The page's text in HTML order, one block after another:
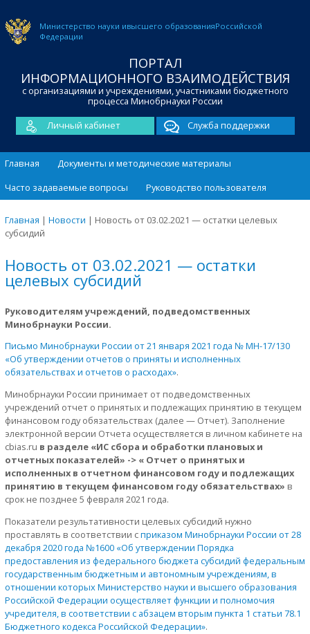
Министерство науки ивысшего образованияРоссийской
Федерации
ПОРТАЛ
ИНФОРМАЦИОННОГО ВЗАИМОДЕЙСТВИЯ
с организациями и учреждениями, участниками бюджетного
процесса Минобрнауки России
Личный кабинет
Служба поддержки
Главная
Документы и методические материалы
Часто задаваемые вопросы
Руководство пользователя
Главная | Новости | Новость от 03.02.2021 — остатки целевых
субсидий
Новость от 03.02.2021 — остатки
целевых субсидий
Руководителям учреждений, подведомственных
Минобрнауки России.
Письмо Минобрнауки России от 21 января 2021 года № МН-17/130
«Об утверждении отчетов о приняты и исполненных
обязательствах и отчетов о расходах».
Минобрнауки России принимает от подведомственных
учреждений отчет о принятых и подлежащих принятию в текущем
финансовом году обязательствах (далее — Отчет). Заполнение
электронной версии Отчета осуществляется в личном кабинете на
cbias.ru в разделе «ИС сбора и обработки плановых и
отчетных показателей» -> « Отчет о принятых и
исполненных в отчетном финансовом году и подлежащих
принятию в текущем финансовом году обязательствах» в
срок не позднее 5 февраля 2021 года.
Показатели результативности целевых субсидий нужно
проставлять в соответствии сприказом Минобрнауки России от 28
декабря 2020 года №1600 «Об утверждении Порядка
предоставления из федерального бюджета субсидий федеральным
государственным бюджетным и автономным учреждениям, в
отношении которых Министерство науки и высшего образования
Российской Федерации осуществляет функции и полномочия
учредителя, в соответствии с абзацем вторым пункта 1 статьи 78.1
Бюджетного кодекса Российской Федерации».